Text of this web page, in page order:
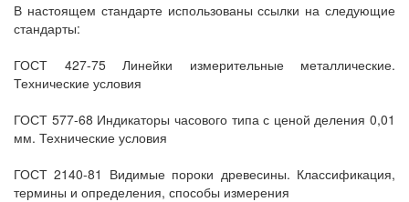
В настоящем стандарте использованы ссылки на следующие
стандарты:
ГОСТ 427-75 Линейки измерительные металлические.
Технические условия
ГОСТ 577-68 Индикаторы часового типа с ценой деления 0,01
мм. Технические условия
ГОСТ 2140-81 Видимые пороки древесины. Классификация,
термины и определения, способы измерения